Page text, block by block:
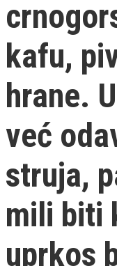
kafu,
hrane.
već
struja,
mili biti
uprkos